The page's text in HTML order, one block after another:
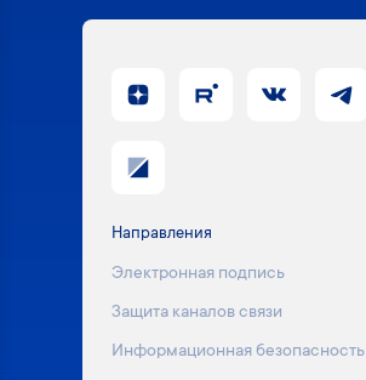
Направления
Электронная подпись
Защита каналов связи
Информационная безопасность